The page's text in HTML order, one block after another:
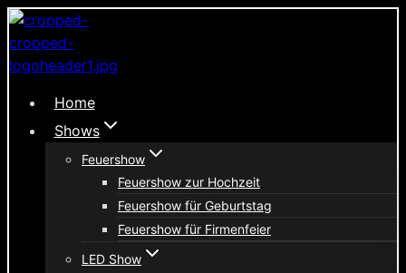
Zum
Inhalt
springen
Home
Shows
Feuershow
Feuershow zur Hochzeit
Feuershow für Geburtstag
Feuershow für Firmenfeier
LED Show